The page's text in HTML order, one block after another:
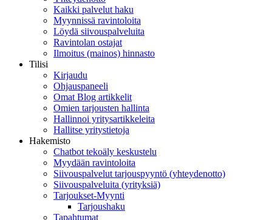
Kaikki palvelut haku
Myynnissä ravintoloita
Löydä siivouspalveluita
Ravintolan ostajat
Ilmoitus (mainos) hinnasto
Tilisi
Kirjaudu
Ohjauspaneeli
Omat Blog artikkelit
Omien tarjousten hallinta
Hallinnoi yritysartikkeleita
Hallitse yritystietoja
Hakemisto
Chatbot tekoäly keskustelu
Myydään ravintoloita
Siivouspalvelut tarjouspyyntö (yhteydenotto)
Siivouspalveluita (yrityksiä)
Tarjoukset-Myynti
Tarjoushaku
Tapahtumat